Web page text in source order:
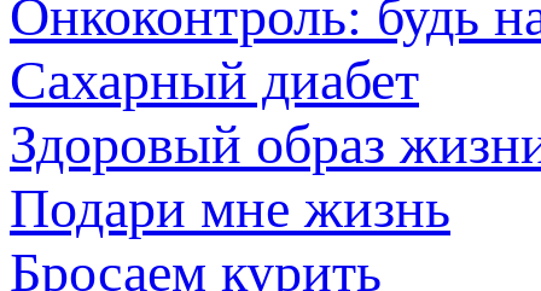
Онкоконтроль: будь
Сахарный диабет
Здоровый образ
Подари мне жизнь
Бросаем курить